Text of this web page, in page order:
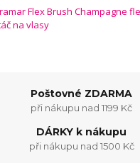
Poštovné ZDARMA
při nákupu nad 1199 Kč
DÁRKY k nákupu
při nákupu nad 1500 Kč